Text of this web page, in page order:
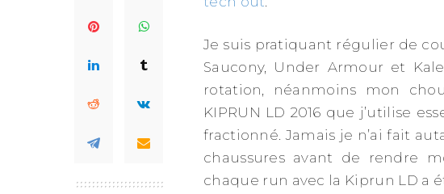
Je suis pratiquant régulier de
Saucony, Under Armour et
rotation, néanmoins mon
KIPRUN LD 2016 que j’utilise
fractionné. Jamais je n’ai fait
chaussures avant de rendre
chaque run avec la Kiprun LD a